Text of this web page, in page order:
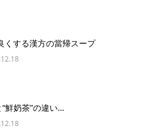
くする漢方の當帰スープ
“鮮奶茶”の違い…